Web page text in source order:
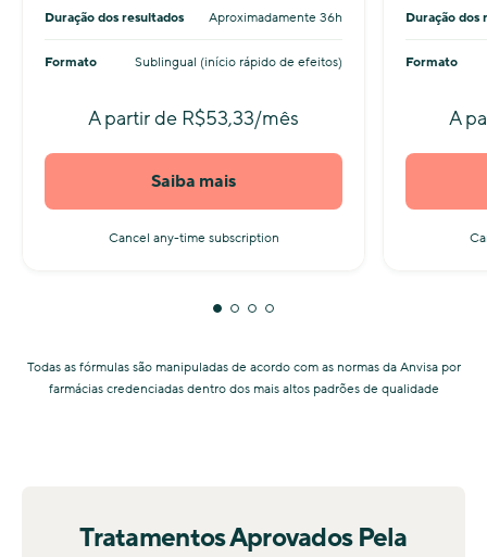
Duração dos resultados Aproximadamente 36h
Formato Sublingual (início rápido de efeitos)
A partir de R$53,33/mês
Saiba mais
Cancel any-time subscription
Duração dos
Formato
A
Todas as fórmulas são manipuladas de acordo com as normas da Anvisa por
farmácias credenciadas dentro dos mais altos padrões de qualidade
Tratamentos Aprovados Pela